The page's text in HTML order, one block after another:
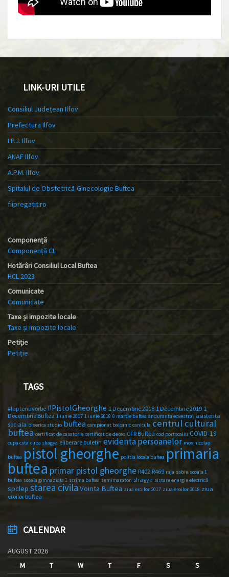
LINK-URI UTILE
Consiliul Județean Ilfov
Prefectura Ilfov
I.P.J. Ilfov
ANAF Ilfov
A.P.M. Ilfov
Spitalul de Obstetrică-Ginecologie Buftea
fiipregatit.ro
Componență
Componență CL
Hotărâri Consiliul Local Buftea
HCL 2023
Comunicate
Comunicate
Taxe și impozite locale
Taxe și impozite locale
Petiție
Petiție
TAGS
#faptenuvorbe #PistolGheorghe 1 Decembrie 2018 1 Decembrie 2019 1
Decembrie Buftea 1 iunie 2017 1 iunie 2018 8 martie buftea anduranta ecvestra\ asistenta
sociala biserica studio buftea campionat balcanic canicula centrul cultural
buftea certificat de casatorie certificat de deces CFR Buftea cod portocaliu COVID-19
cupa csta cupa shagya eliberare buletin evidenta persoanelor mos nicolae
buftea pistol gheorghe politia locala buftea primaria
buftea primar pistol gheorghe R402 R469 raja sabie scoala 1
buftea scoala gimnaziala 1 scrima buftea semimaraton shagya sistare energie electrică
spclep starea civila Vointa Buftea ziua eroilor 2017 ziua eroilor 2018 ziua
eroilor buftea
CALENDAR
AUGUST 2026
M
T W T F S
S